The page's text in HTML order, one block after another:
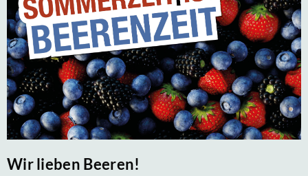
Wir lieben Beeren!